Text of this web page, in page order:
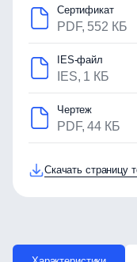
Сертификат
PDF, 552 КБ
IES-файл
IES, 1 КБ
Чертеж
PDF, 44 КБ
Скачать страницу